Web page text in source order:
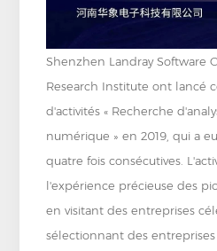
Shenzhen Landray Software
Research Institute ont lancé
d'activités « Recherche
numérique » en 2019, qui a
quatre fois consécutives.
l'expérience précieuse des
en visitant des entreprises
sélectionnant des